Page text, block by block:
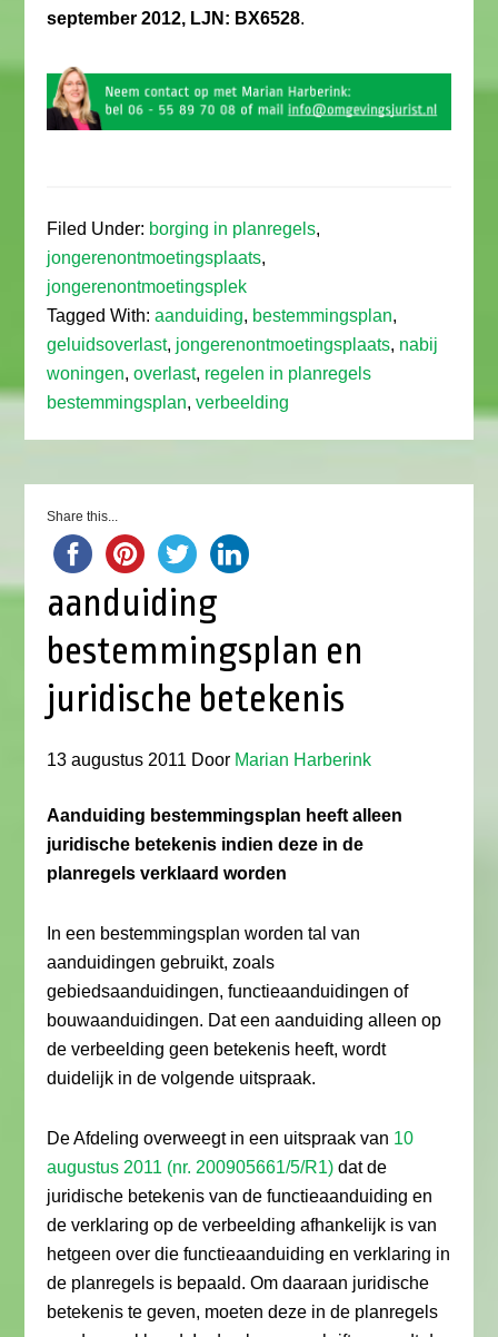
september 2012, LJN: BX6528.
Filed Under: borging in planregels,
jongerenontmoetingsplaats,
jongerenontmoetingsplek
Tagged With:aanduiding, bestemmingsplan,
geluidsoverlast, jongerenontmoetingsplaats, nabij
woningen,overlast, regelen in planregels
bestemmingsplan,verbeelding
Share this...
aanduiding
bestemmingsplan en
juridische betekenis
13 augustus 2011 Door Marian Harberink
Aanduiding bestemmingsplan heeft alleen
juridische betekenis indien deze in de
planregels verklaard worden
In een bestemmingsplan worden tal van
aanduidingen gebruikt, zoals
gebiedsaanduidingen, functieaanduidingen of
bouwaanduidingen. Dat een aanduiding alleen op
de verbeelding geen betekenis heeft, wordt
duidelijk in de volgende uitspraak.
De Afdeling overweegt in een uitspraak van 10
augustus 2011 (nr. 200905661/5/R1) dat de
juridische betekenis van de functieaanduiding en
de verklaring op de verbeelding afhankelijk is van
hetgeen over die functieaanduiding en verklaring in
de planregels is bepaald. Om daaraan juridische
betekenis te geven, moeten deze in de planregels